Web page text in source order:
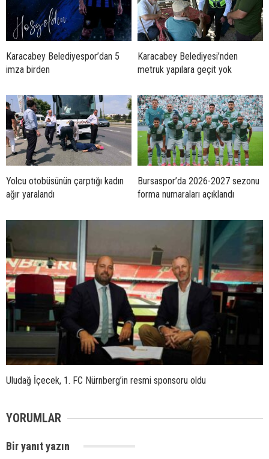
Karacabey Belediyespor’dan 5
imza birden
Karacabey Belediyesi’nden
metruk yapılara geçit yok
Yolcu otobüsünün çarptığı kadın
ağır yaralandı
Bursaspor’da 2026-2027 sezonu
forma numaraları açıklandı
Uludağ İçecek, 1. FC Nürnberg’in resmi sponsoru oldu
YORUMLAR
Bir yanıt yazın